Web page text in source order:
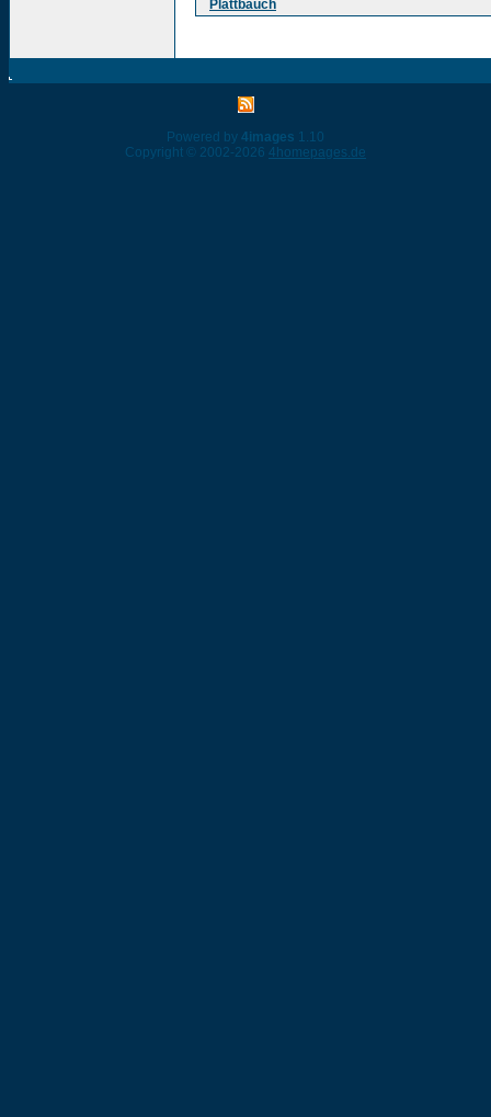
Plattbauch
Powered by 4images 1.10
Copyright © 2002-2026 4homepages.de